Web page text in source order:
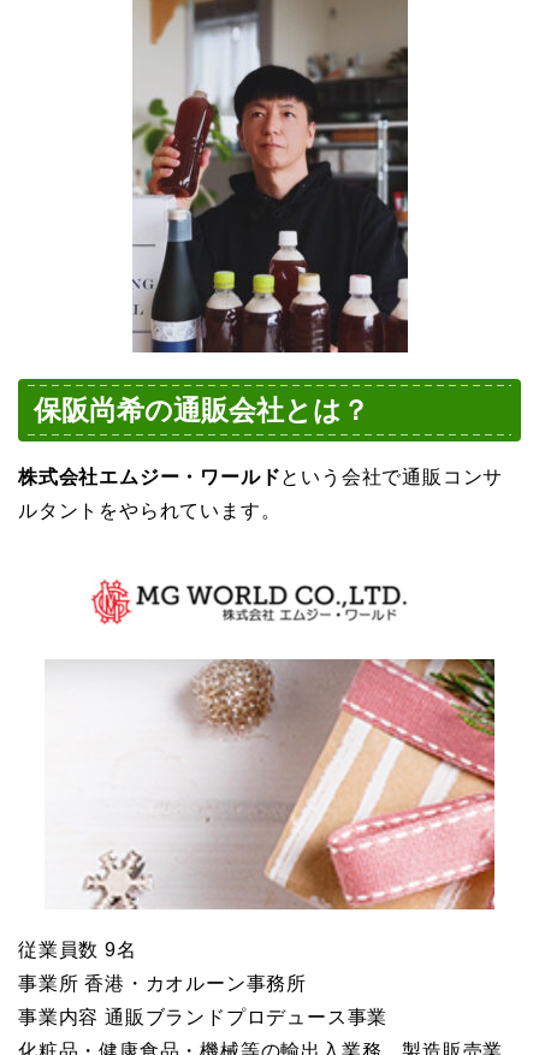
保阪尚希の通販会社とは？
株式会社エムジー・ワールドという会社で通販コンサ
ルタントをやられています。
従業員数 9名
事業所 香港・カオルーン事務所
事業内容 通販ブランドプロデュース事業
化粧品・健康食品・機械等の輸出入業務、製造販売業